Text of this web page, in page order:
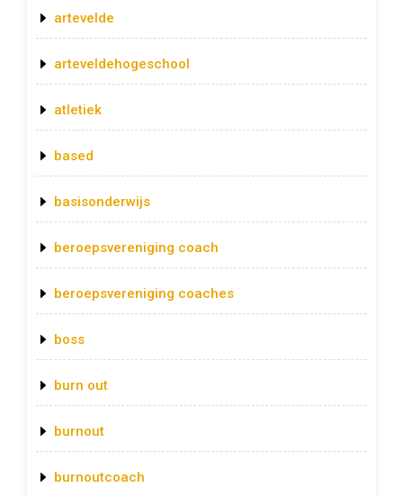
artevelde
arteveldehogeschool
atletiek
based
basisonderwijs
beroepsvereniging coach
beroepsvereniging coaches
boss
burn out
burnout
burnoutcoach